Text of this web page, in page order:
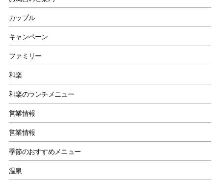
カップル
キャンペーン
ファミリー
和楽
和楽のランチメニュー
営業情報
営業情報
季節のおすすめメニュー
温泉